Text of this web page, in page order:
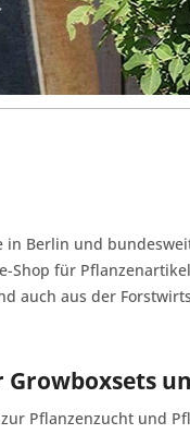
Berlin und
Shop für
auch aus der
Pflanzenzucht und